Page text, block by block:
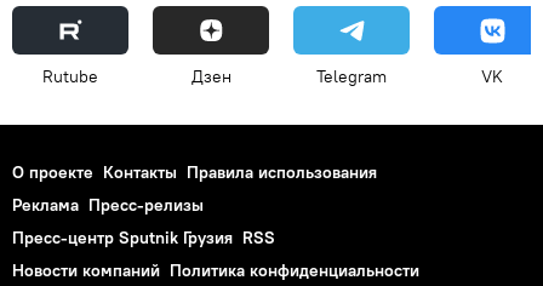
Rutube Дзен Telegram VK
О проекте Контакты Правила использования
Реклама Пресс-релизы
Пресс-центр Sputnik Грузия RSS
Новости компаний Политика конфиденциальности